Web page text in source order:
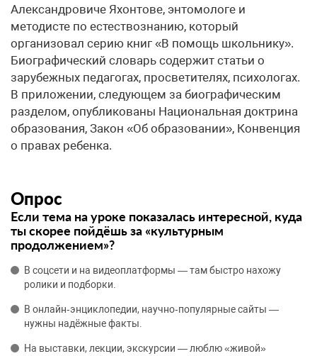
Александровиче Яхонтове, энтомологе и
методисте по естествознанию, который
организовал серию книг «В помощь школьнику».
Биографический словарь содержит статьи о
зарубежных педагогах, просветителях, психологах.
В приложении, следующем за биографическим
разделом, опубликованы Национальная доктрина
образования, Закон «Об образовании», Конвенция
о правах ребенка.
Опрос
Если тема на уроке показалась интересной, куда
ты скорее пойдёшь за «культурным
продолжением»?
В соцсети и на видеоплатформы — там быстро нахожу
ролики и подборки.
В онлайн‑энциклопедии, научно‑популярные сайты —
нужны надёжные факты.
На выставки, лекции, экскурсии — люблю «живой»